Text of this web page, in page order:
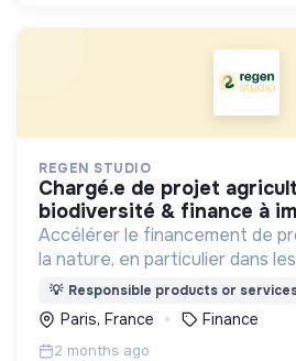
REGEN STUDIO
chargé.e de projet agriculture,
biodiversité & finance à
Accélérer le financement de
la nature, en particulier dans
agricole
💡 Responsible products or
Paris, France Finance
2 months ago